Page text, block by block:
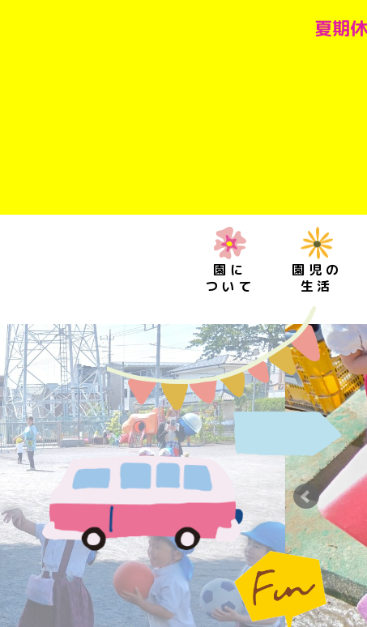
夏期
園に
ついて
教育保育について
園児の
生活
園の環境 生活の流れ
募集案内
入園説明会アクセスMAP